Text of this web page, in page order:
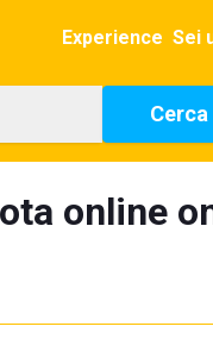
Experience Sei
Cerca
online